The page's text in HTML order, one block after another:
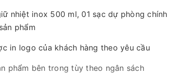
nhiệt inox 500 ml, 01 sạc dự phòng
phẩm
in logo của khách hàng theo yêu cầu
phẩm bên trong tùy theo ngân sách